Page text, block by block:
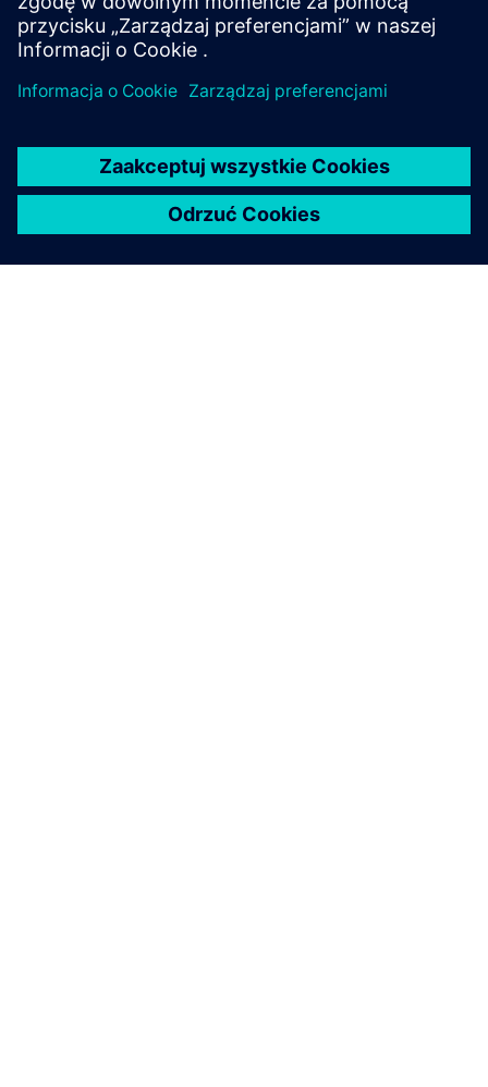
Dowiedz się więcej